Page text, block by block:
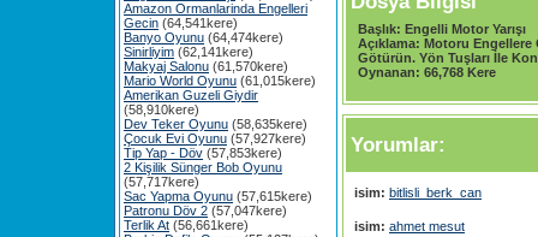
Amazon Ormanlarinda Engelleri
Gecin (64,541kere)
Banyo Oyunu (64,474kere)
Sinirliyim (62,141kere)
Makyaj Salonu (61,570kere)
Mario World Oyunu (61,015kere)
Amerikan Guzeli Giydir
(58,910kere)
Dev Teker Oyunu (58,635kere)
Çocuk Evi Oyunu (57,927kere)
Tip Yap - Döv (57,853kere)
2 Kişilik Sünger Bob Oyunu
(57,717kere)
Sac Yapma Oyunu (57,615kere)
Patronu Döv 2 (57,047kere)
Terlik At (56,661kere)
Başlık: Engelli Motor Yarışı
Açıklama: Motoru Engellere
Götürün. Yön Tuşları İle
Oynanan: 66,768 Kere
Yorumlar:
isim: bitlisli_berk_can
isim: ahmet mesut